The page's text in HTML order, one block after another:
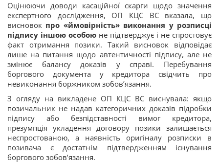
Оцінюючи доводи касаційної скарги щодо значення
експертного дослідження, ОП КЦС ВС вказала, що
висновок про «ймовірність» виконання у розписці
підпису іншою особою не підтверджує і не спростовує
факт отримання позики. Такий висновок відповідає
лише на питання щодо автентичності підпису, але не
змінює балансу доказів у справі. Перебування
боргового документа у кредитора свідчить про
невиконання боржником зобов’язання.
З огляду на викладене ОП КЦС ВС виснувала: якщо
позичальник не надав категоричних доказів підробки
підпису або безпідставності вимог кредитора,
презумпція укладення договору позики залишається
неспростованою, а наявність оригіналу розписки в
позивача є достатнім підтвердженням існування
боргового зобов’язання.